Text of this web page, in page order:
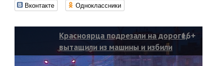
Вконтакте Одноклассники
Красноярца подрезали на дороге,
вытащили из машины и избили
16+